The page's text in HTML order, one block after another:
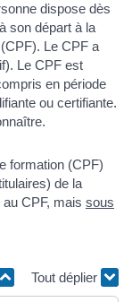
dispose dès
son départ à la
Le CPF a
Le CPF est
en période
ou certifiante.
formation (CPF)
de la
CPF, mais sous
Tout déplier